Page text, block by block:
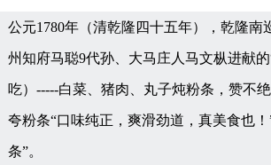
公元1780年（清乾隆四十五年），乾隆南
州知府马聪9代孙、大马庄人马文枞进献
吃）-----白菜、猪肉、丸子炖粉条，赞不
夸粉条“口味纯正，爽滑劲道，真美食也
条”。